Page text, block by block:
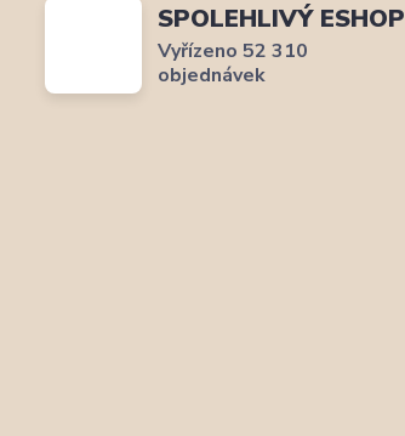
SPOLEHLIVÝ ESHOP
Vyřízeno 52 310
objednávek